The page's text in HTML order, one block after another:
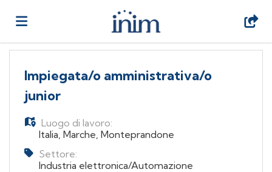
Offerte
diCarica
Impiegata/o amministrativa/o
junior
Luogo di lavoro:
Italia, Marche, Monteprandone
Settore:
Industria elettronica/Automazione